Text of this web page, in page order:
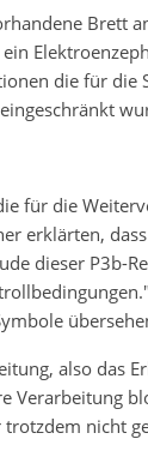
Brett
die für
für die
erklärten,
dieser P3b-
also das
Verarbeitung
nicht